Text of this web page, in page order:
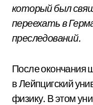
который был
переехать в
преследований.
После окончания
в Лейпцигский
физику. В этом